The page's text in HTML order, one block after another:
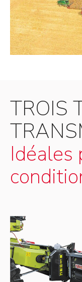
TROIS
Idéales